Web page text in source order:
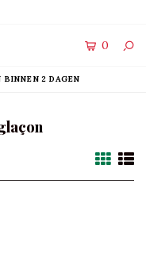
0
BINNEN 2 DAGEN